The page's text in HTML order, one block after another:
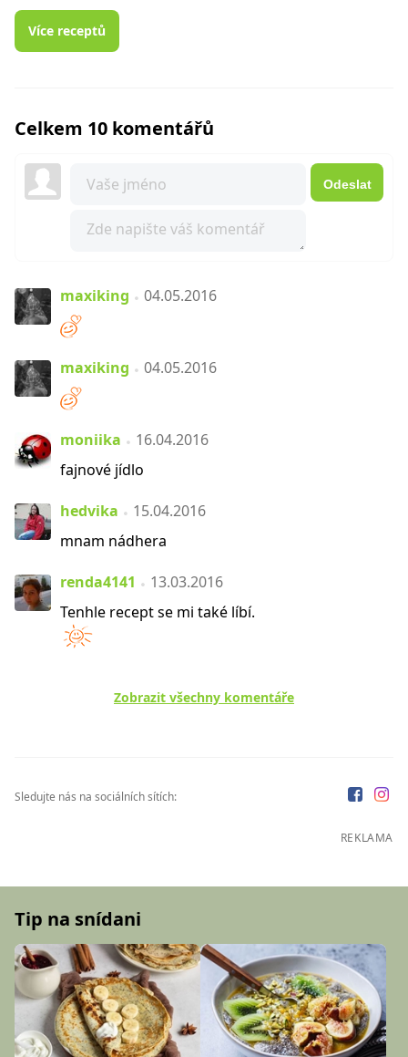
Více receptů
Celkem 10 komentářů
Odeslat
maxiking 04.05.2016
maxiking 04.05.2016
moniika
16.04.2016
fajnové jídlo
hedvika
15.04.2016
mnam nádhera
renda4141
13.03.2016
Tenhle recept se mi také líbí.
Zobrazit všechny komentáře
Sledujte nás na sociálních sítích:
REKLAMA
Tip na snídani